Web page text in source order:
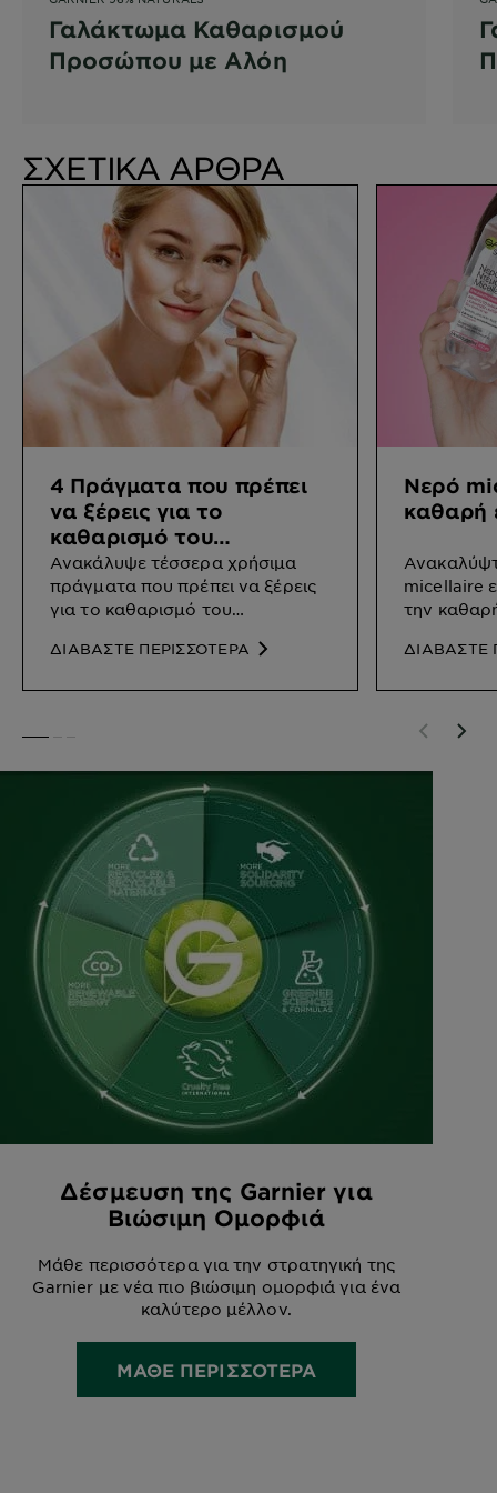
Γαλάκτωμα Καθαρισμού
Προσώπου με Αλόη
ΣΧΕΤΙΚΑ ΑΡΘΡΑ
4 Πράγματα που πρέπει
να ξέρεις για το
καθαρισμό του
προσώπου
Ανακάλυψε τέσσερα χρήσιμα
πράγματα που πρέπει να ξέρεις
για το καθαρισμό του
ΔΙΑΒΑΣΤΕ ΠΕΡΙΣΣΟΤΕΡΑ
Νερό
καθαρή
micellaire
την
ΔΙΑΒΑΣΤΕ
Δέσμευση της Garnier για
Βιώσιμη Ομορφιά
Μάθε περισσότερα για την στρατηγική της
Garnier με νέα πιο βιώσιμη ομορφιά για ένα
καλύτερο μέλλον.
ΜΑΘΕ ΠΕΡΙΣΣΟΤΕΡΑ